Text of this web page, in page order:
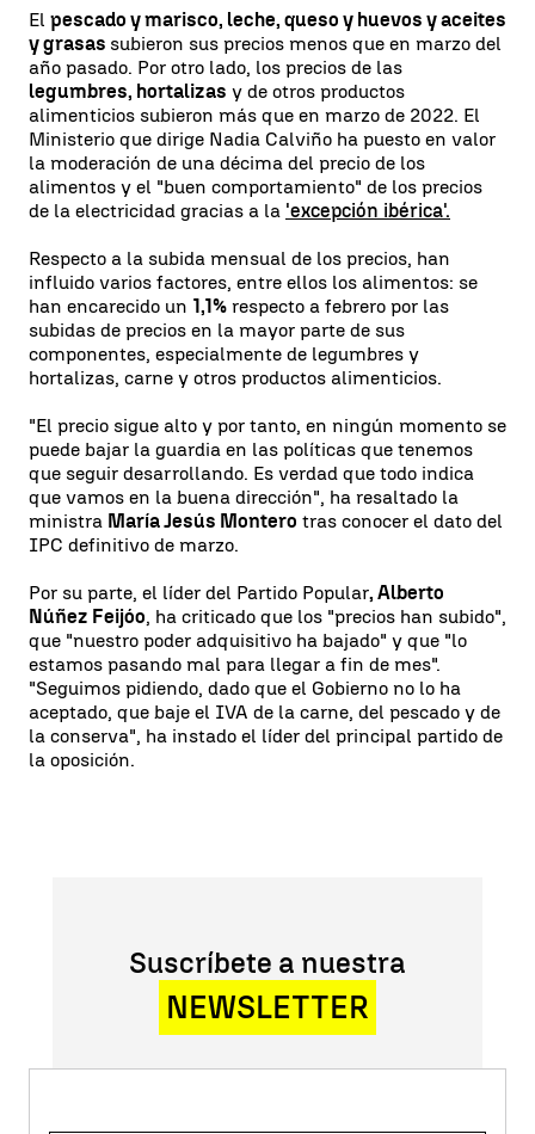
El pescado y marisco, leche, queso y huevos y aceites
y grasas subieron sus precios menos que en marzo del
año pasado. Por otro lado, los precios de las
legumbres, hortalizas y de otros productos
alimenticios subieron más que en marzo de 2022. El
Ministerio que dirige Nadia Calviño ha puesto en valor
la moderación de una décima del precio de los
alimentos y el "buen comportamiento" de los precios
de la electricidad gracias a la 'excepción ibérica'.
Respecto a la subida mensual de los precios, han
influido varios factores, entre ellos los alimentos: se
han encarecido un 1,1% respecto a febrero por las
subidas de precios en la mayor parte de sus
componentes, especialmente de legumbres y
hortalizas, carne y otros productos alimenticios.
"El precio sigue alto y por tanto, en ningún momento se
puede bajar la guardia en las políticas que tenemos
que seguir desarrollando. Es verdad que todo indica
que vamos en la buena dirección", ha resaltado la
ministra María Jesús Montero tras conocer el dato del
IPC definitivo de marzo.
Por su parte, el líder del Partido Popular, Alberto
Núñez Feijóo, ha criticado que los "precios han subido",
que "nuestro poder adquisitivo ha bajado" y que "lo
estamos pasando mal para llegar a fin de mes".
"Seguimos pidiendo, dado que el Gobierno no lo ha
aceptado, que baje el IVA de la carne, del pescado y de
la conserva", ha instado el líder del principal partido de
la oposición.
Suscríbete a nuestra
NEWSLETTER